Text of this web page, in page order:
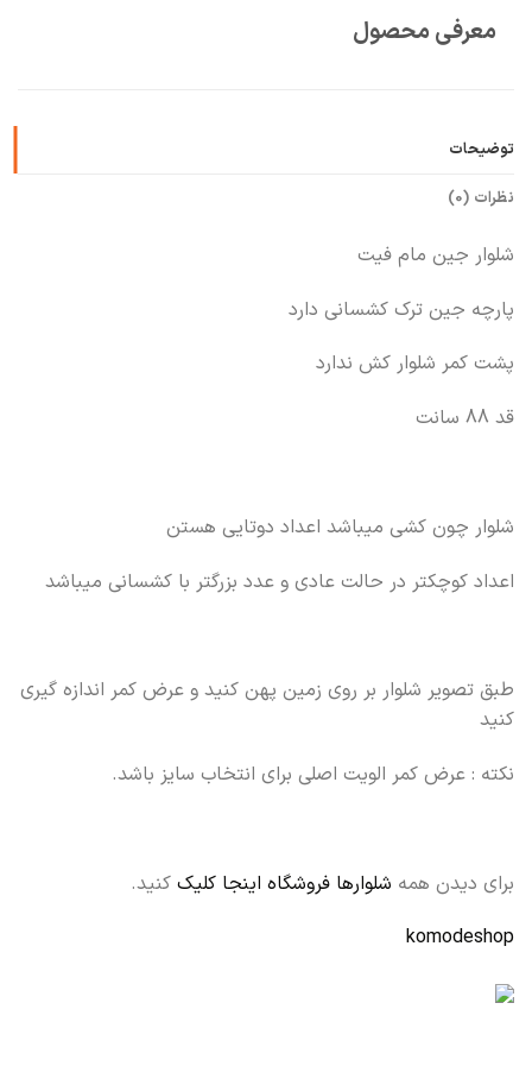
🧡بعد از خرید هم کنارتیم
معرفی محصول
توضیحات
نظرات (0)
شلوار جین مام فیت
پارچه جین ترک کشسانی دارد
پشت کمر شلوار کش ندارد
قد 88 سانت
شلوار چون کشی میباشد اعداد دوتایی هستن
اعداد کوچکتر در حالت عادی و عدد بزرگتر با کشسانی میباشد
طبق تصویر شلوار بر روی زمین پهن کنید و عرض کمر اندازه گیری
کنید
نکته : عرض کمر الویت اصلی برای انتخاب سایز باشد.
برای دیدن همه شلوارها فروشگاه اینجا کلیککنید.
komodeshop